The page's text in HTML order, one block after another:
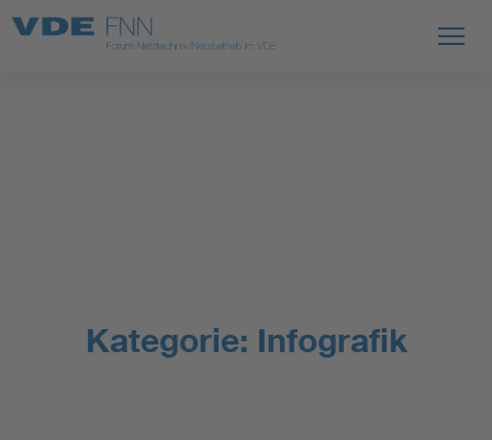
Kategorie: Infografik